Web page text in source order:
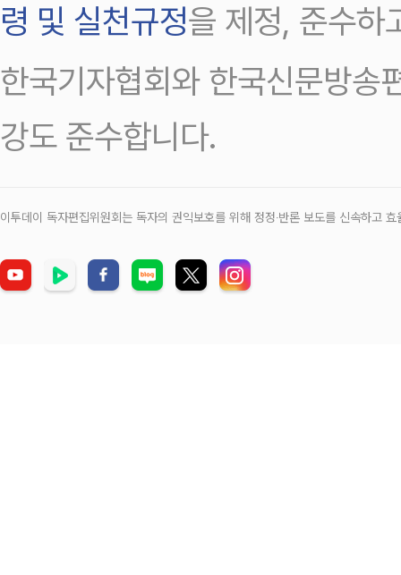
령 및 실천규정을 제정, 준수하
한국기자협회와 한국신문방송
강도 준수합니다.
이투데이 독자편집위원회는 독자의 권익보호를 위해 정정‧반론 보도를 신속하고